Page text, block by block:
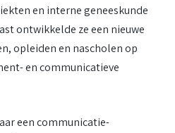
en interne geneeskunde
ontwikkelde ze een nieuwe
opleiden en nascholen op
en communicatieve
een communicatie-